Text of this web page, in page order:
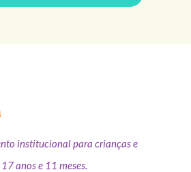
institucional para crianças e
anos e 11 meses.